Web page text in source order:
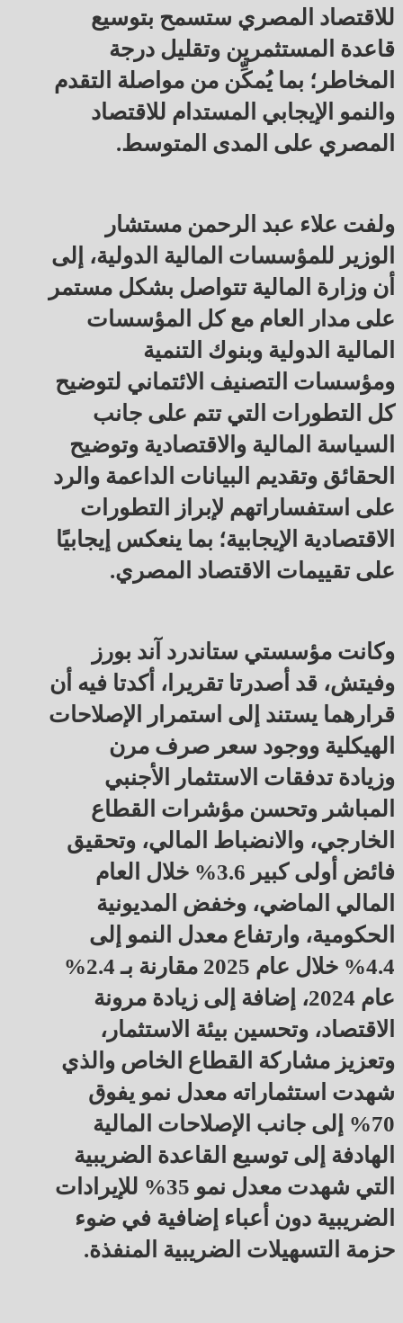
للاقتصاد المصري ستسمح بتوسيع
قاعدة المستثمرين وتقليل درجة
المخاطر؛ بما يُمكِّن من مواصلة التقدم
والنمو الإيجابي المستدام للاقتصاد
المصري على المدى المتوسط.
ولفت علاء عبد الرحمن مستشار
الوزير للمؤسسات المالية الدولية، إلى
أن وزارة المالية تتواصل بشكل مستمر
على مدار العام مع كل المؤسسات
المالية الدولية وبنوك التنمية
ومؤسسات التصنيف الائتماني لتوضيح
كل التطورات التي تتم على جانب
السياسة المالية والاقتصادية وتوضيح
الحقائق وتقديم البيانات الداعمة والرد
على استفساراتهم لإبراز التطورات
الاقتصادية الإيجابية؛ بما ينعكس إيجابيًا
على تقييمات الاقتصاد المصري.
وكانت مؤسستي ستاندرد آند بورز
وفيتش، قد أصدرتا تقريرا، أكدتا فيه أن
قرارهما يستند إلى استمرار الإصلاحات
الهيكلية ووجود سعر صرف مرن
وزيادة تدفقات الاستثمار الأجنبي
المباشر وتحسن مؤشرات القطاع
الخارجي، والانضباط المالي، وتحقيق
فائض أولى كبير 3.6% خلال العام
المالي الماضي، وخفض المديونية
الحكومية، وارتفاع معدل النمو إلى
4.4% خلال عام 2025 مقارنة بـ 2.4%
عام 2024، إضافة إلى زيادة مرونة
الاقتصاد، وتحسين بيئة الاستثمار،
وتعزيز مشاركة القطاع الخاص والذي
شهدت استثماراته معدل نمو يفوق
70% إلى جانب الإصلاحات المالية
الهادفة إلى توسيع القاعدة الضريبية
التي شهدت معدل نمو 35% للإيرادات
الضريبية دون أعباء إضافية في ضوء
حزمة التسهيلات الضريبية المنفذة.